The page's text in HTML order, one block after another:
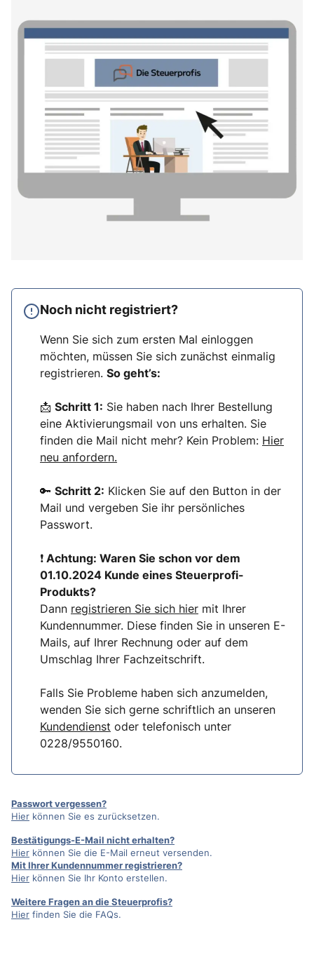
Noch nicht registriert?
Wenn Sie sich zum ersten Mal einloggen
möchten, müssen Sie sich zunächst einmalig
registrieren. So geht’s:
📩 Schritt 1: Sie haben nach Ihrer Bestellung
eine Aktivierungsmail von uns erhalten. Sie
finden die Mail nicht mehr? Kein Problem: Hier
neu anfordern.
🔑 Schritt 2: Klicken Sie auf den Button in der
Mail und vergeben Sie ihr persönliches
Passwort.
❗ Achtung: Waren Sie schon vor dem
01.10.2024 Kunde eines Steuerprofi-
Produkts?
Dann registrieren Sie sich hier mit Ihrer
Kundennummer. Diese finden Sie in unseren E-
Mails, auf Ihrer Rechnung oder auf dem
Umschlag Ihrer Fachzeitschrift.
Falls Sie Probleme haben sich anzumelden,
wenden Sie sich gerne schriftlich an unseren
Kundendienst oder telefonisch unter
0228/9550160.
Passwort vergessen?
Hier können Sie es zurücksetzen.
Bestätigungs-E-Mail nicht erhalten?
Hier können Sie die E-Mail erneut versenden.
Mit Ihrer Kundennummer registrieren?
Hier können Sie Ihr Konto erstellen.
Weitere Fragen an die Steuerprofis?
Hier finden Sie die FAQs.